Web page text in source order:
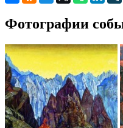
Фотографии